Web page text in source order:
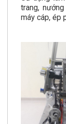
trang,
máy cáp, ép